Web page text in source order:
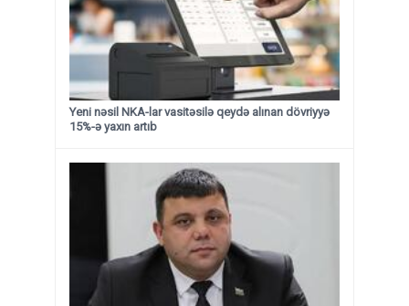
Yeni nəsil NKA-lar vasitəsilə qeydə alınan dövriyyə
15%-ə yaxın artıb